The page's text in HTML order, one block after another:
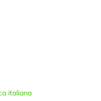
italiana